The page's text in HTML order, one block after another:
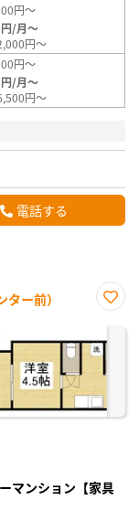
円～
円/月～
円～
円～
円/月～
円～
電話する
ー前）
に入
り登
録
マンション【家具